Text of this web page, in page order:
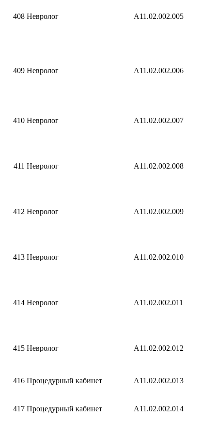
408 Невролог A11.02.002.005
409 Невролог A11.02.002.006
410 Невролог A11.02.002.007
411 Невролог A11.02.002.008
412 Невролог A11.02.002.009
413 Невролог A11.02.002.010
414 Невролог A11.02.002.011
415 Невролог A11.02.002.012
416 Процедурный кабинет A11.02.002.013
417 Процедурный кабинет A11.02.002.014